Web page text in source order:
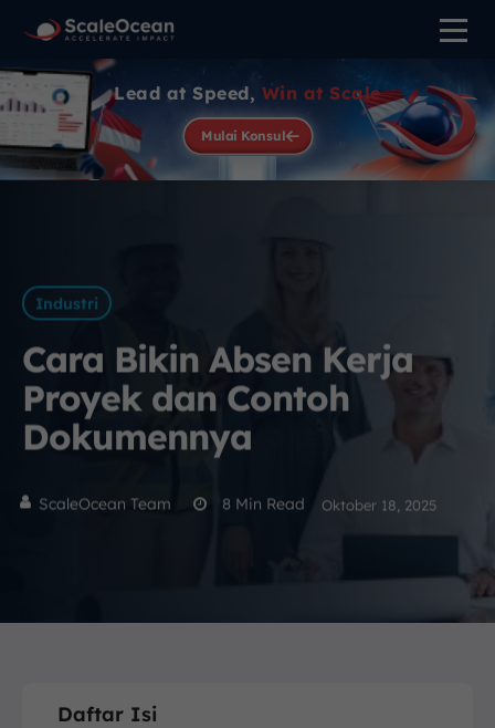
Lead at Speed, Win at Scale
Mulai Konsul
Industri
Cara Bikin Absen Kerja
Proyek dan Contoh
Dokumennya
ScaleOcean Team 8 Min Read Oktober 18, 2025
Daftar Isi